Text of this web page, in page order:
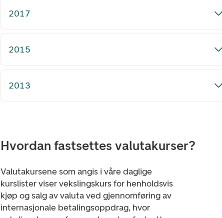
2017
2015
2013
Hvordan fastsettes valutakurser?
Valutakursene som angis i våre daglige
kurslister viser vekslingskurs for henholdsvis
kjøp og salg av valuta ved gjennomføring av
internasjonale betalingsoppdrag, hvor